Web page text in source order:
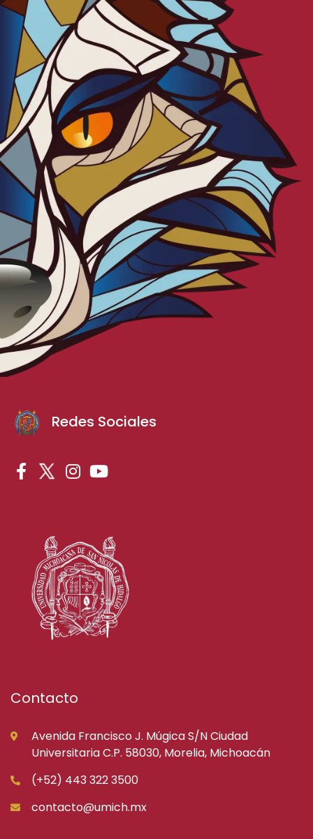
Redes Sociales
Contacto
Avenida Francisco J. Múgica S/N Ciudad
Universitaria C.P. 58030, Morelia, Michoacán
(+52) 443 322 3500
contacto@umich.mx